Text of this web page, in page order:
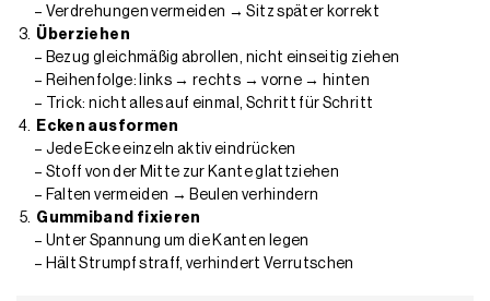
– Verdrehungen vermeiden → Sitz später korrekt
Ü berziehen
– Bezug gleichmäßig abrollen , nicht einseitig ziehen
– Reihenfolge: links → rechts → vorne → hinten
–
Trick: nicht alles auf einmal, Schritt für Schritt
Ecken ausformen
– Jede Ecke einzeln aktiv eindrücken
– Stoff von der Mitte zur Kante glattziehen
– Falten vermeiden → Beulen verhindern
Gummiband fixieren
– Unter Spannung um die Kanten legen
– Hält Strumpf straff, verhindert Verrutschen